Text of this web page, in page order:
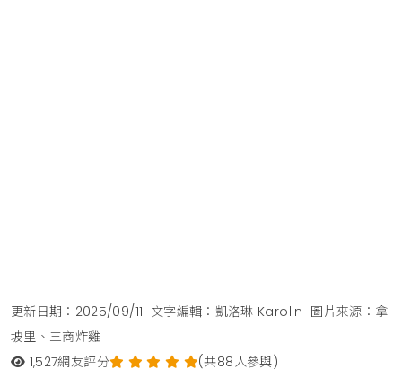
更新日期：2025/09/11 文字編輯：凱洛琳 Karolin 圖片來源：拿
坡里、三商炸雞
1,527網友評分 (共88人參與)